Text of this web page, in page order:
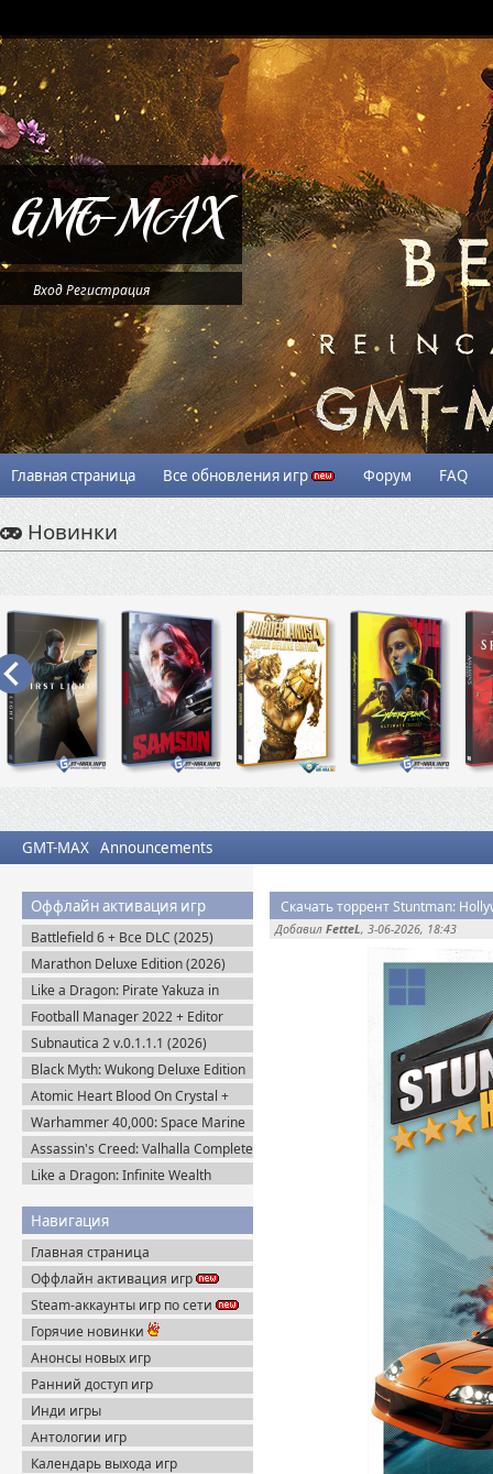
ВходРегистрация
Главная страница Все обновления игр Форум FAQ
Новинки
GMT-MAX Announcements
Оффлайн активация игр
Battlefield 6 + Все DLC (2025)
Portable
Marathon Deluxe Edition (2026)
Steam-Rip
Like a Dragon: Pirate Yakuza in
Hawaii (2025) Steam-Rip
Football Manager 2022 + Editor
(2021) Steam-Rip
Subnautica 2 v.0.1.1.1 (2026)
Пиратка
Black Myth: Wukong Deluxe Edition
(2024) Portable
Atomic Heart Blood On Crystal +
Все DLC (2026) Пиратка
Warhammer 40,000: Space Marine
2 v.13.1.0.1 + Все DLC (2024)
Пиратка
Assassin's Creed: Valhalla Complete
Edition v.1.7.0 (2020) Пиратка
Like a Dragon: Infinite Wealth
Навигация
Главная страница
Оффлайн активация игр
Steam-аккаунты игр по сети
Горячие новинки
Анонсы новых игр
Ранний доступ игр
Инди игры
Антологии игр
Календарь выхода игр
Скачать торрент Stuntman:
Добавил FetteL, 3-06-2026, 18:43